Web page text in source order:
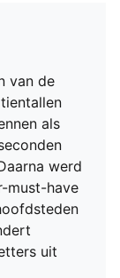
van de
als
werd
must-have
uit